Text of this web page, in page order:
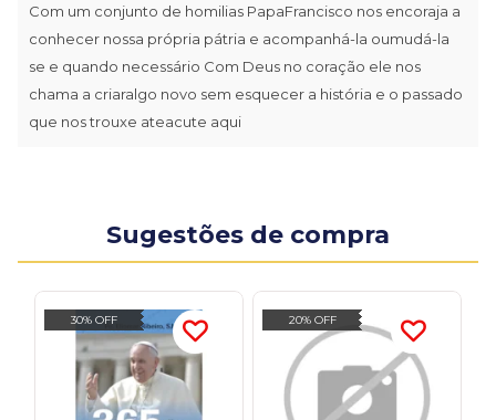
Com um conjunto de homilias PapaFrancisco nos encoraja a
conhecer nossa própria pátria e acompanhá-la oumudá-la
se e quando necessário Com Deus no coração ele nos
chama a criaralgo novo sem esquecer a história e o passado
que nos trouxe ateacute aqui
Sugestões de compra
30% OFF 20% OFF